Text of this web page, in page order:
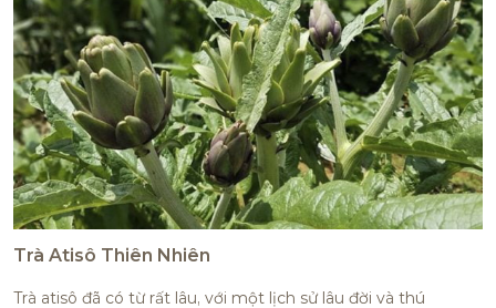
Trà Atisô Thiên Nhiên
Trà atisô đã có từ rất lâu, với một lịch sử lâu đời và thú